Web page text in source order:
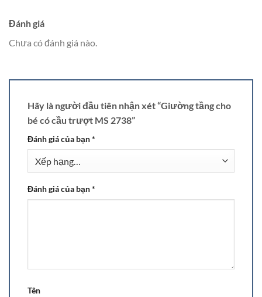
Đánh giá
Chưa có đánh giá nào.
Hãy là người đầu tiên nhận xét “Giường tầng cho
bé có cầu trượt MS 2738”
Đánh giá của bạn*
Đánh giá của bạn*
Tên